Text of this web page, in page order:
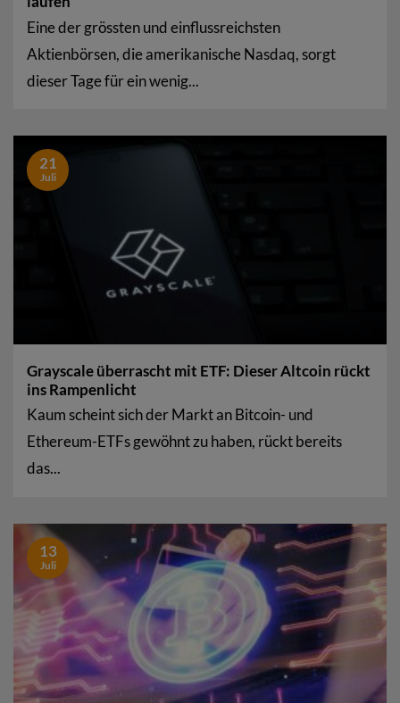
Eine der grössten und einflussreichsten
Aktienbörsen, die amerikanische Nasdaq, sorgt
dieser Tage für ein wenig...
Grayscale überrascht mit ETF: Dieser Altcoin rückt
ins Rampenlicht
Kaum scheint sich der Markt an Bitcoin- und
Ethereum-ETFs gewöhnt zu haben, rückt bereits
das...
21
Juli
13
Juli